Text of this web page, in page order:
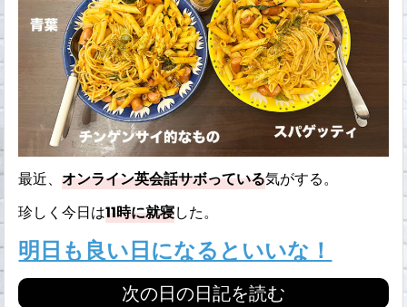
最近、オンライン英会話サボっている気がする。
珍しく今日は11時に就寝した。
明日も良い日になるといいな！
次の日の日記を読む